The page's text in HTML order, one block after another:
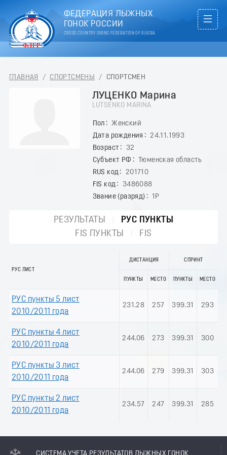
ФЕДЕРАЦИЯ ЛЫЖНЫХ
ГОНОК РОССИИ
CROSS COUNTRY SKIING FEDERATION OF RUSSIA
ГЛАВНАЯ / СПОРТСМЕНЫ / СПОРТСМЕН
ЛУЦЕНКО Марина
LUTSENKO MARINA
Пол
Женский
Дата рождения
24.11.1993
Возраст
32
Субъект РФ
Тюменская область
RUS код
201710
FIS код
3486088
Звание (разряд)
1Р
РЕЗУЛЬТАТЫ
РУС ПУНКТЫ
FIS ПУНКТЫ
FIS
РУС ЛИСТ
ДИСТАНЦИЯ СПРИНТ
ПУНКТЫ МЕСТО ПУНКТЫ МЕСТО
РУС пункты 5 лист
2010/2011 года
231.28 257 399.31 293
РУС пункты 4 лист
2010/2011 года
244.06 273 399.31 300
РУС пункты 3 лист
2010/2011 года
244.06 279 399.31 303
РУС пункты 2 лист
2010/2011 года
234.57 247 399.31 285